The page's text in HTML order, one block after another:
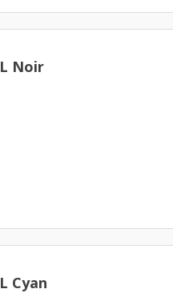
Noir
Cyan